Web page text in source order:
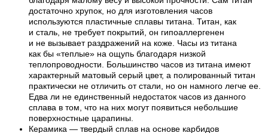
достаточно хрупок, но для изготовления часов
используются пластичные сплавы титана. Титан, как
и сталь, не требует покрытий, он гипоаллергенен
и не вызывает раздражений на коже. Часы из титана
как бы «теплые» на ощупь благодаря низкой
теплопроводности. Большинство часов из титана имеют
характерный матовый серый цвет, а полированный титан
практически не отличить от стали, но он намного легче ее.
Едва ли не единственный недостаток часов из данного
сплава в том, что на них могут появиться небольшие
поверхностные царапины.
Керамика — твердый сплав на основе карбидов